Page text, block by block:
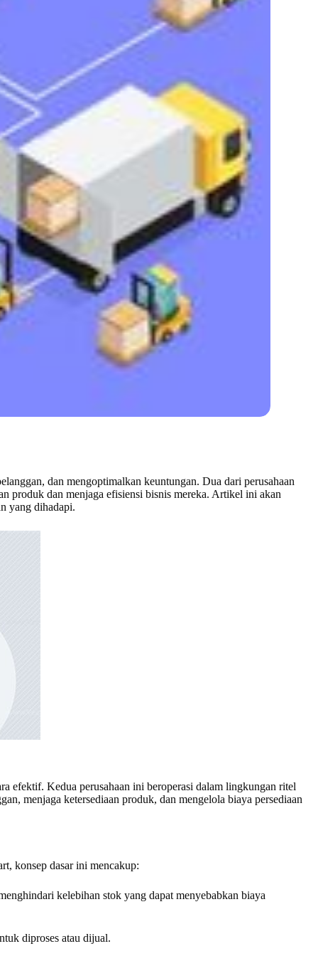
dan mengoptimalkan keuntungan. Dua dari perusahaan
produk dan menjaga efisiensi bisnis mereka. Artikel ini akan
yang dihadapi.
efektif. Kedua perusahaan ini beroperasi dalam lingkungan ritel
menjaga ketersediaan produk, dan mengelola biaya persediaan
konsep dasar ini mencakup:
kelebihan stok yang dapat menyebabkan biaya
diproses atau dijual.